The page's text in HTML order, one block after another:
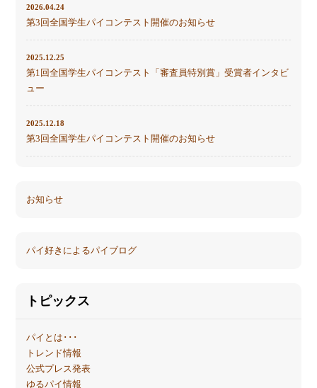
2026.04.24
第3回全国学生パイコンテスト開催のお知らせ
2025.12.25
第1回全国学生パイコンテスト「審査員特別賞」受賞者インタビ
ュー
2025.12.18
第3回全国学生パイコンテスト開催のお知らせ
お知らせ
パイ好きによるパイブログ
トピックス
パイとは･･･
トレンド情報
公式プレス発表
ゆるパイ情報